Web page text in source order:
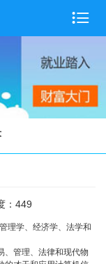

：449
理学、经济学、法学和
、管理、法律和现代物